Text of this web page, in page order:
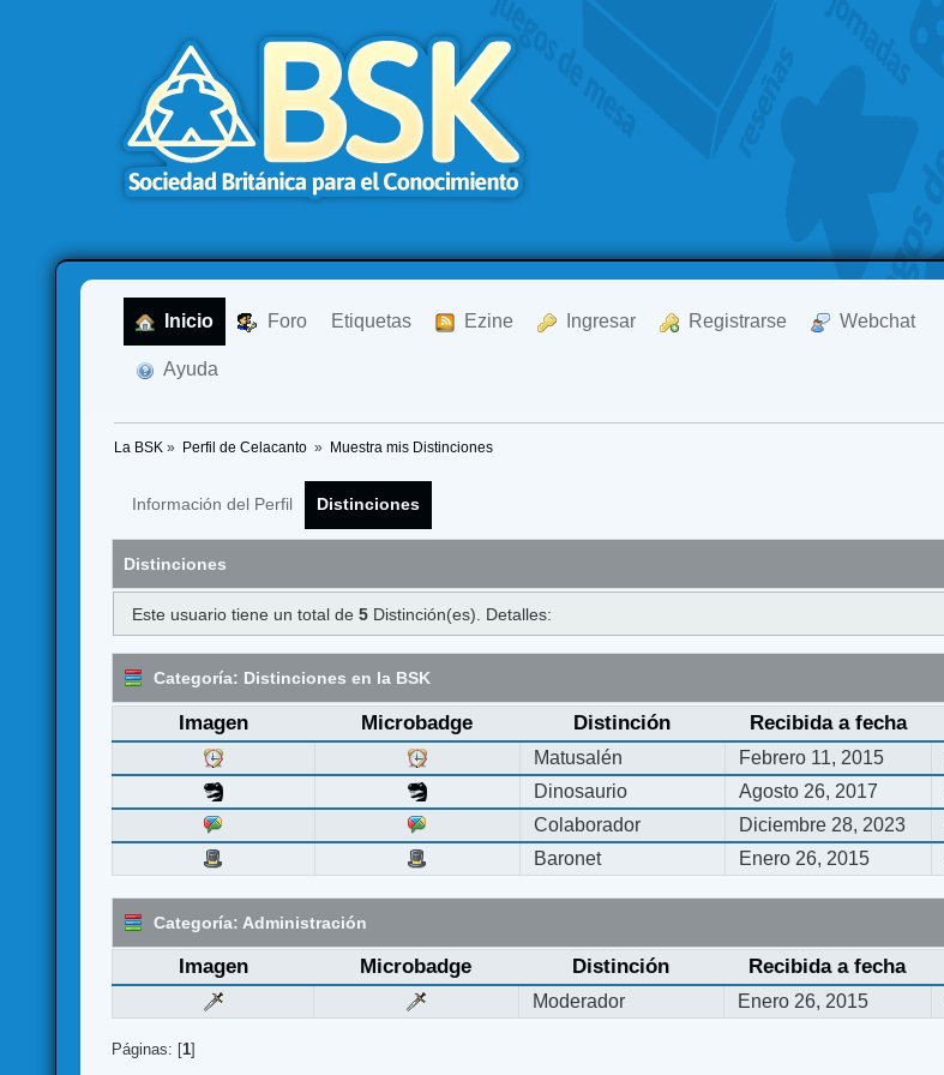
Inicio Foro Etiquetas Ezine Ingresar Registrarse Webchat
Ayuda
La BSK » Perfil de Celacanto » Muestra mis Distinciones
Información del Perfil Distinciones
Distinciones
Este usuario tiene un total de 5Distinción(es). Detalles:
Categoría: Distinciones en la BSK
Imagen Microbadge Distinción Recibida a fecha
Matusalén Febrero 11, 2015
Dinosaurio
Agosto 26, 2017
Colaborador
Diciembre 28, 2023
Baronet
Enero 26, 2015
Categoría: Administración
Imagen Microbadge Distinción Recibida a fecha
Moderador Enero 26, 2015
Páginas: [1]